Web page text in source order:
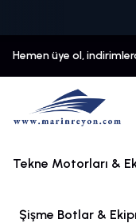
Hemen üye ol,
Tekne Motorları &
Şişme Botlar &